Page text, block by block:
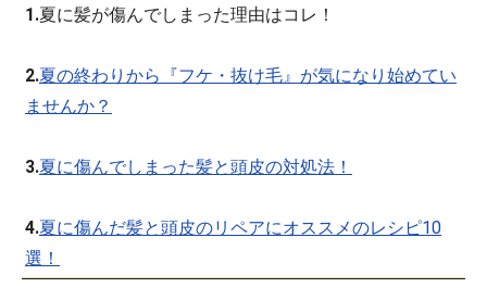
1.夏に髪が傷んでしまった理由はコレ！
2.夏の終わりから『フケ・抜け毛』が気になり始めてい
ませんか？
3.夏に傷んでしまった髪と頭皮の対処法！
4.夏に傷んだ髪と頭皮のリペアにオススメのレシピ10
選！